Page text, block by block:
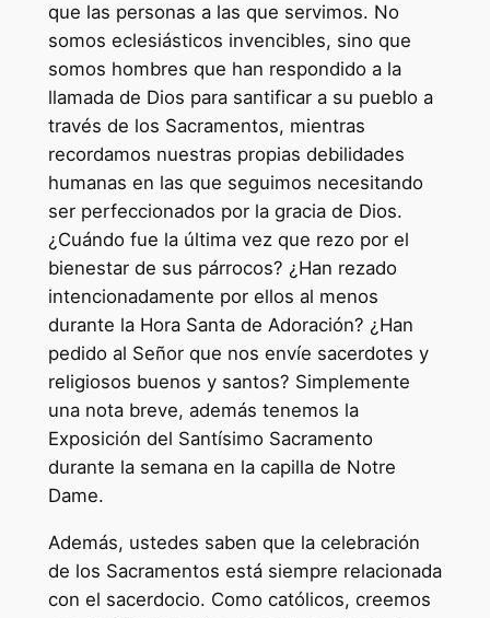
que las personas a las que servimos. No
somos eclesiásticos invencibles, sino que
somos hombres que han respondido a la
llamada de Dios para santificar a su pueblo a
través de los Sacramentos, mientras
recordamos nuestras propias debilidades
humanas en las que seguimos necesitando
ser perfeccionados por la gracia de Dios.
¿Cuándo fue la última vez que rezo por el
bienestar de sus párrocos? ¿Han rezado
intencionadamente por ellos al menos
durante la Hora Santa de Adoración? ¿Han
pedido al Señor que nos envíe sacerdotes y
religiosos buenos y santos? Simplemente
una nota breve, además tenemos la
Exposición del Santísimo Sacramento
durante la semana en la capilla de Notre
Dame.
Además, ustedes saben que la celebración
de los Sacramentos está siempre relacionada
con el sacerdocio. Como católicos, creemos